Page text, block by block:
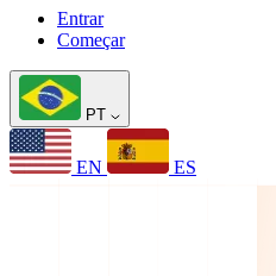
Entrar
Começar
PT
EN ES